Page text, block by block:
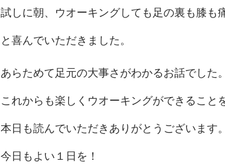
試しに朝、ウオーキングしても足の裏も膝も
と喜んでいただきました。
あらためて足元の大事さがわかるお話でした。
これからも楽しくウオーキングができること
本日も読んでいただきありがとうございます。
今日もよい１日を！